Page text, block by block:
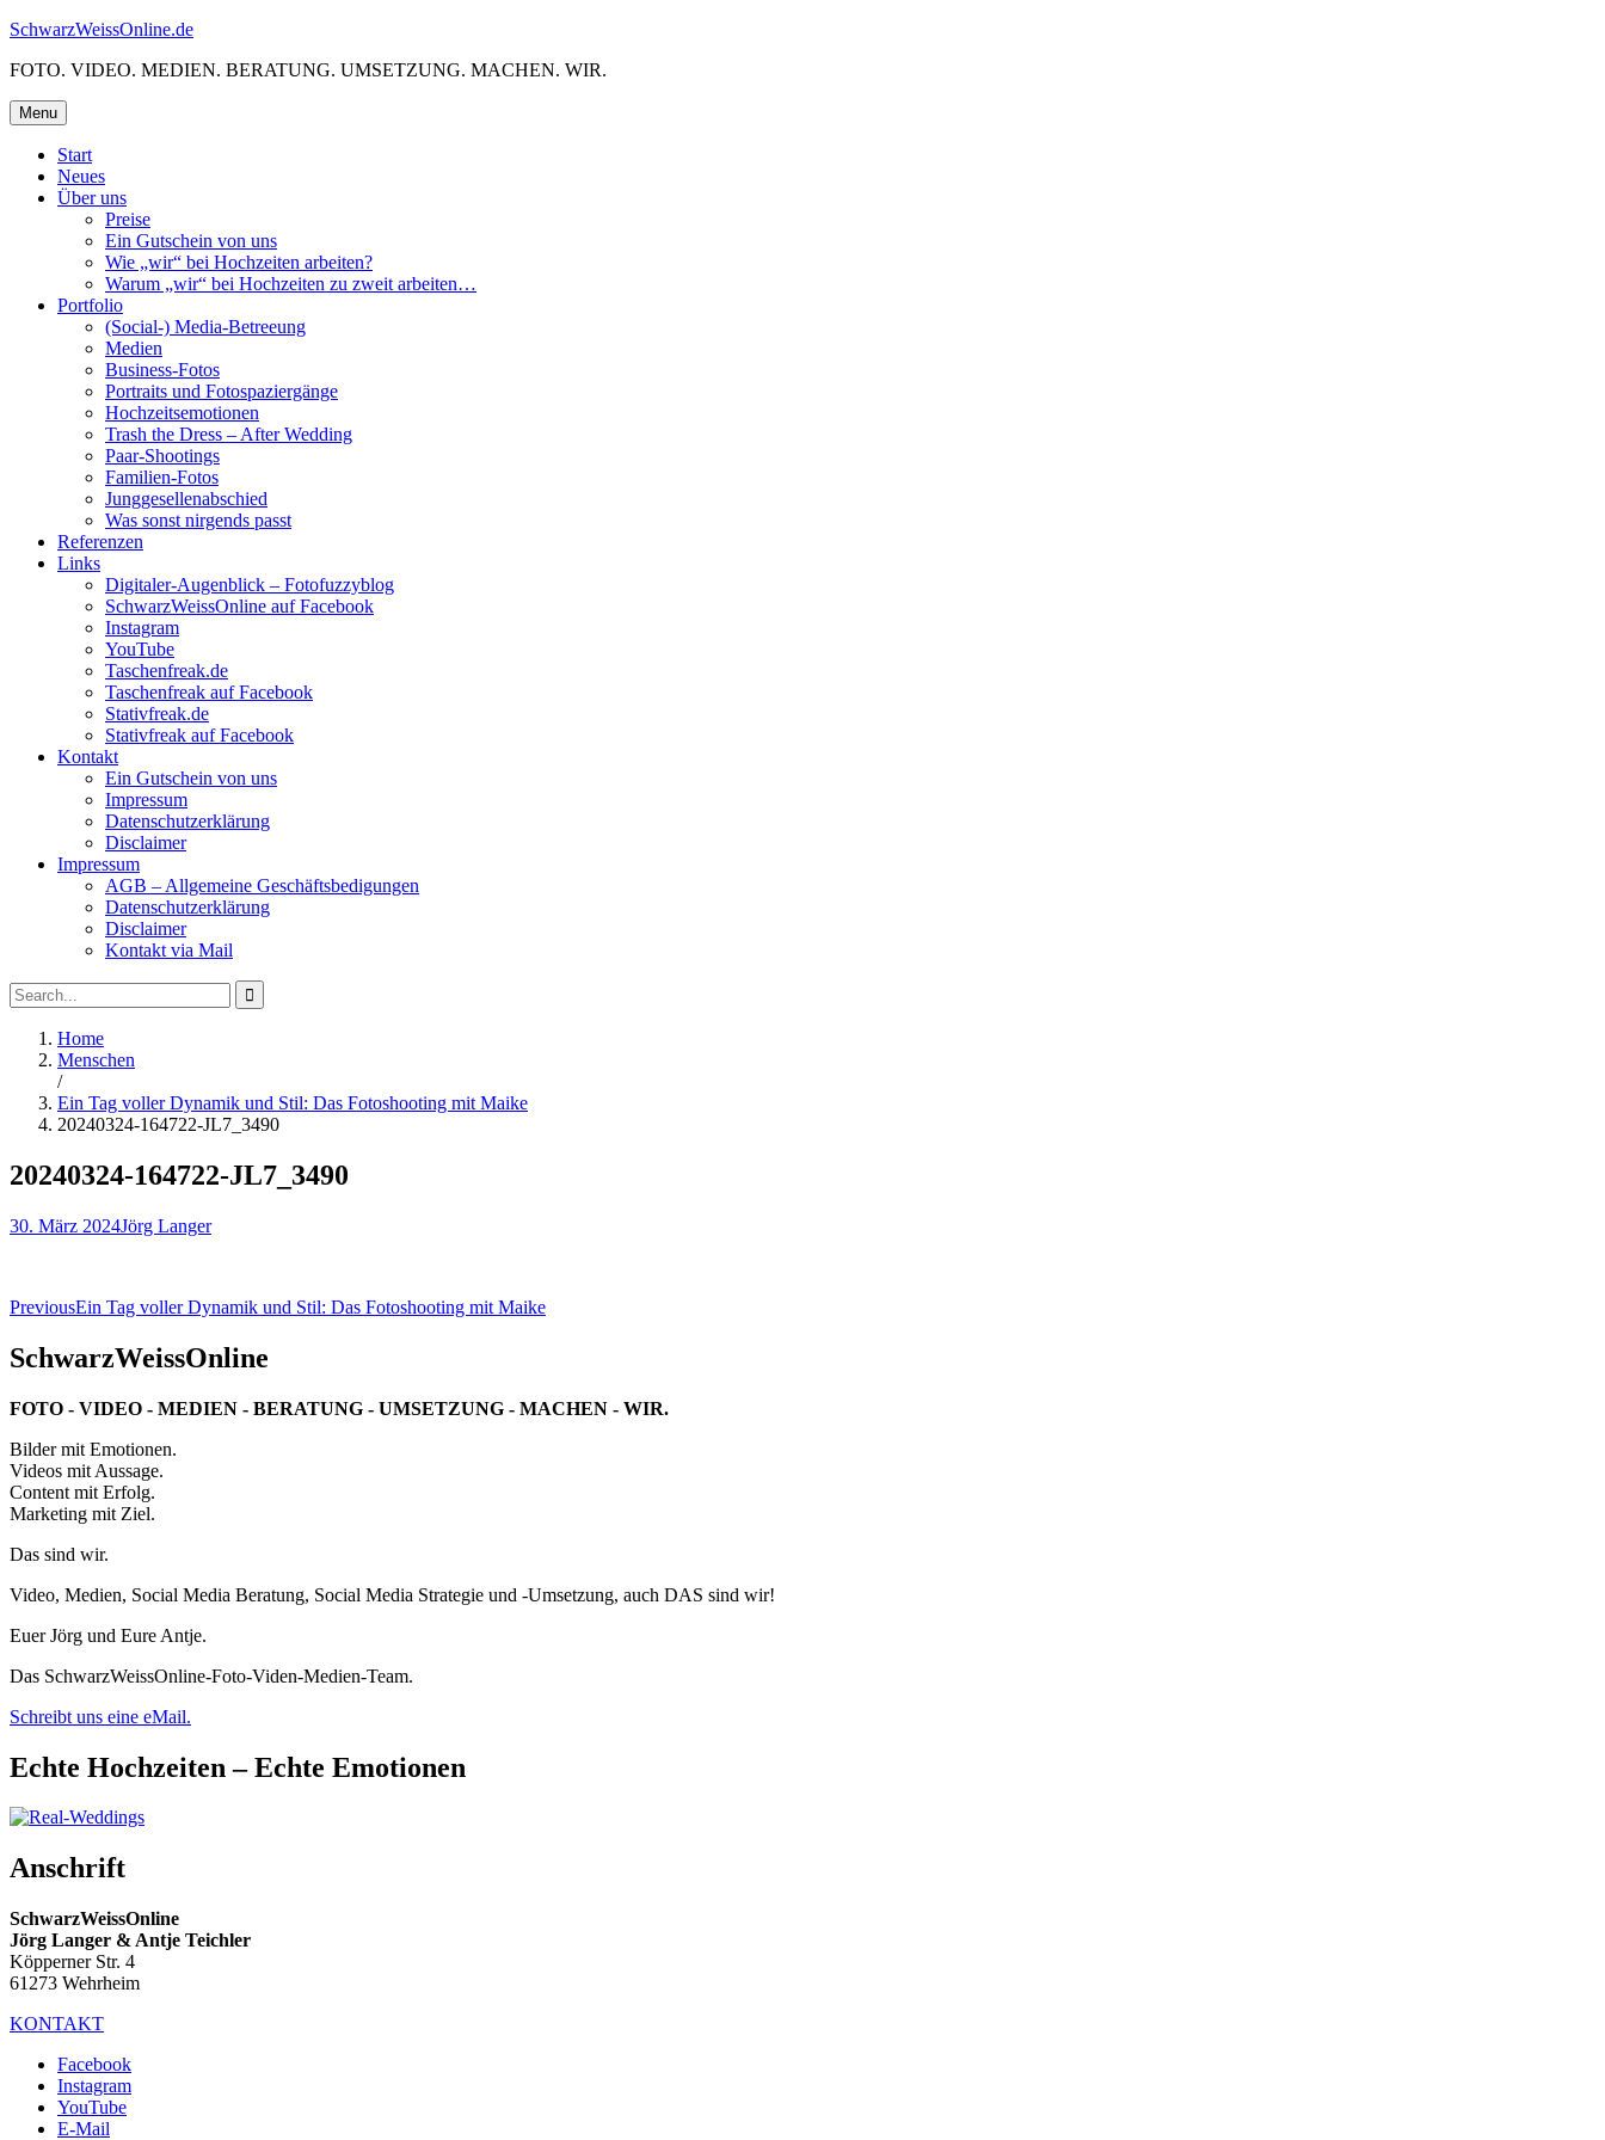
Skip
content
SchwarzWeissOnline.de
FOTO. VIDEO. MEDIEN. BERATUNG. UMSETZUNG. MACHEN. WIR.
Menu
Start
Neues
Über uns
Preise
Ein Gutschein von uns
Wie „wir“ bei Hochzeiten arbeiten?
Warum „wir“ bei Hochzeiten zu zweit arbeiten…
Portfolio
(Social-) Media-Betreeung
Medien
Business-Fotos
Portraits und Fotospaziergänge
Hochzeitsemotionen
Trash the Dress – After Wedding
Paar-Shootings
Familien-Fotos
Junggesellenabschied
Was sonst nirgends passt
Referenzen
Links
Digitaler-Augenblick – Fotofuzzyblog
SchwarzWeissOnline auf Facebook
Instagram
YouTube
Taschenfreak.de
Taschenfreak auf Facebook
Stativfreak.de
Stativfreak auf Facebook
Kontakt
Ein Gutschein von uns
Impressum
Datenschutzerklärung
Disclaimer
Impressum
AGB – Allgemeine Geschäftsbedigungen
Datenschutzerklärung
Disclaimer
Kontakt via Mail
Search
Search
for:
Home
Menschen
/
Ein Tag voller Dynamik und Stil: Das Fotoshooting mit Maike
20240324-164722-JL7_3490
20240324-164722-JL7_3490
30. März 2024Jörg Langer
Beitragsnavigation
PreviousEin Tag voller Dynamik und Stil: Das Fotoshooting mit Maike
SchwarzWeissOnline
FOTO - VIDEO - MEDIEN - BERATUNG - UMSETZUNG - MACHEN - WIR.
Bilder mit Emotionen.
Videos mit Aussage.
Content mit Erfolg.
Marketing mit Ziel.
Das sind wir.
Video, Medien, Social Media Beratung, Social Media Strategie und -Umsetzung, auch DAS sind wir!
Euer Jörg und Eure Antje.
Das SchwarzWeissOnline-Foto-Viden-Medien-Team.
Schreibt uns eine eMail.
Echte Hochzeiten – Echte Emotionen
Anschrift
SchwarzWeissOnline
Jörg Langer & Antje Teichler
Köpperner Str. 4
61273 Wehrheim
KONTAKT
Facebook
Instagram
YouTube
E-Mail